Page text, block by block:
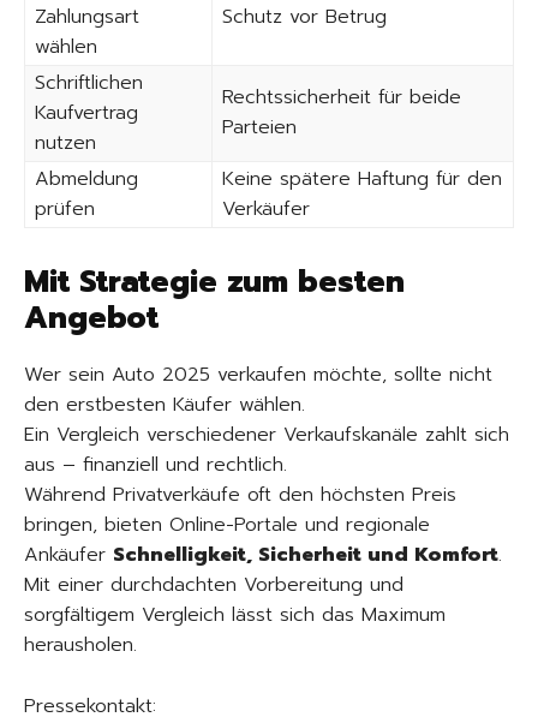
Zahlungsart
wählen
Schutz vor Betrug
Schriftlichen
Kaufvertrag
nutzen
Rechtssicherheit für beide
Parteien
Abmeldung
prüfen
Keine spätere Haftung für den
Verkäufer
Mit Strategie zum besten
Angebot
Wer sein Auto 2025 verkaufen möchte, sollte nicht
den erstbesten Käufer wählen.
Ein Vergleich verschiedener Verkaufskanäle zahlt sich
aus – finanziell und rechtlich.
Während Privatverkäufe oft den höchsten Preis
bringen, bieten Online-Portale und regionale
Ankäufer Schnelligkeit, Sicherheit und Komfort.
Mit einer durchdachten Vorbereitung und
sorgfältigem Vergleich lässt sich das Maximum
herausholen.
Pressekontakt: